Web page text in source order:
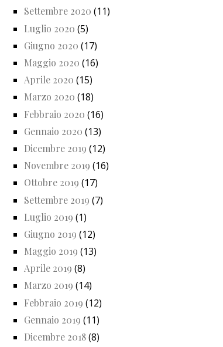
Settembre 2020 (11)
Luglio 2020 (5)
Giugno 2020 (17)
Maggio 2020 (16)
Aprile 2020 (15)
Marzo 2020 (18)
Febbraio 2020 (16)
Gennaio 2020 (13)
Dicembre 2019 (12)
Novembre 2019 (16)
Ottobre 2019 (17)
Settembre 2019 (7)
Luglio 2019 (1)
Giugno 2019 (12)
Maggio 2019 (13)
Aprile 2019 (8)
Marzo 2019 (14)
Febbraio 2019 (12)
Gennaio 2019 (11)
Dicembre 2018(8)